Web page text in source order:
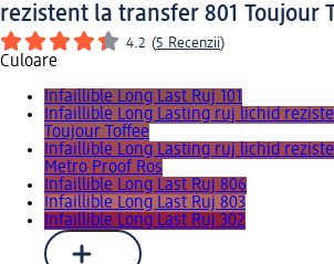
rezistent la transfer 801 Toujour
4.2 (5 Recenzii)
Culoare
Infaillible Long Last Ruj 101
Infaillible Long Lasting ruj lichid
Toujour Toffee
Infaillible Long Lasting ruj lichid
Metro Proof Ros
Infaillible Long Last Ruj 806
Infaillible Long Last Ruj 803
Infaillible Long Last Ruj 302